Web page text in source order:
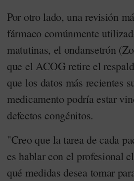
Por otro lado, una revisión
fármaco comúnmente
matutinas, el ondansetrón
que el ACOG retire el
que los datos más recientes
medicamento podría estar
defectos congénitos.
"Creo que la tarea de cada
es hablar con el profesional
qué medidas desea tomar